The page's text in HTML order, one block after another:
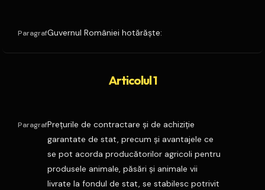
ParagrafGuvernul României hotărăşte:
Articolul 1
ParagrafPreţurile de contractare şi de achiziţie
garantate de stat, precum şi avantajele ce
se pot acorda producătorilor agricoli pentru
produsele animale, păsări şi animale vii
livrate la fondul de stat, se stabilesc potrivit